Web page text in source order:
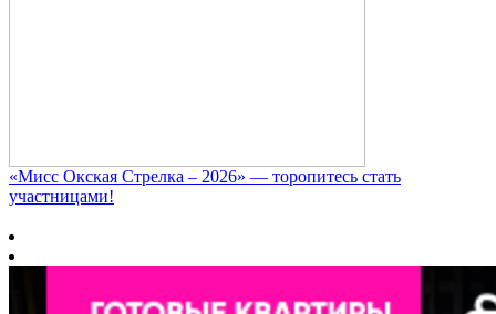
«Мисс Окская Стрелка – 2026» — торопитесь стать
участницами!